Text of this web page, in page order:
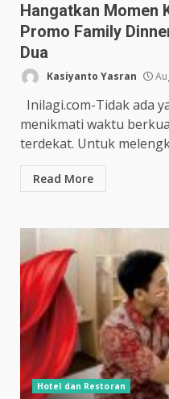
Hangatkan Momen
Promo Family
Dua
Kasiyanto Yasran
Inilagi.com-Tidak ada
menikmati waktu
terdekat. Untuk
Read More
Hotel dan Restoran